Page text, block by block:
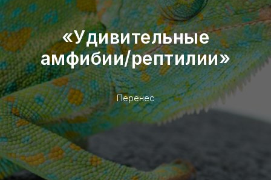
«Удивительные
амфибии/рептилии»
Перенес